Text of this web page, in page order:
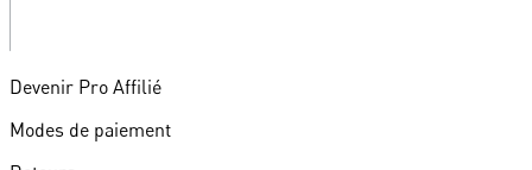
Devenir Pro Affilié
Modes de paiement